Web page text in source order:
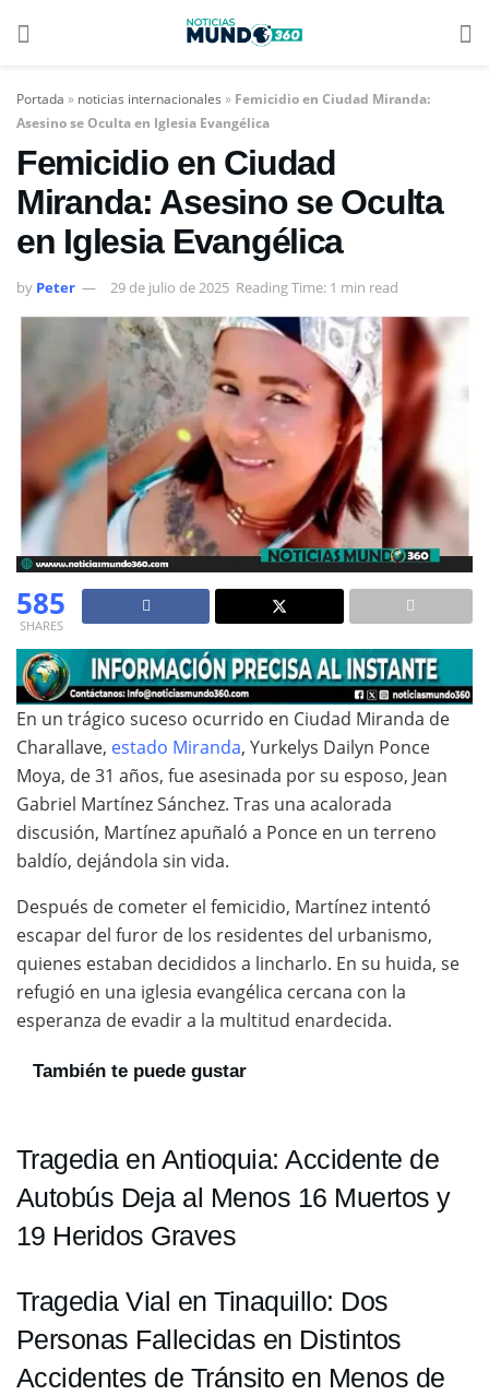
Portada » noticias internacionales » Femicidio en Ciudad Miranda:
Asesino se Oculta en Iglesia Evangélica
Femicidio en Ciudad
Miranda: Asesino se Oculta
en Iglesia Evangélica
by Peter 29 de julio de 2025 Reading Time: 1 min read
585
SHARES
En un trágico suceso ocurrido en Ciudad Miranda de
Charallave, estado Miranda, Yurkelys Dailyn Ponce
Moya, de 31 años, fue asesinada por su esposo, Jean
Gabriel Martínez Sánchez. Tras una acalorada
discusión, Martínez apuñaló a Ponce en un terreno
baldío, dejándola sin vida.
Después de cometer el femicidio, Martínez intentó
escapar del furor de los residentes del urbanismo,
quienes estaban decididos a lincharlo. En su huida, se
refugió en una iglesia evangélica cercana con la
esperanza de evadir a la multitud enardecida.
También te puede gustar
Tragedia en Antioquia: Accidente de
Autobús Deja al Menos 16 Muertos y
19 Heridos Graves
Tragedia Vial en Tinaquillo: Dos
Personas Fallecidas en Distintos
Accidentes de Tránsito en Menos de